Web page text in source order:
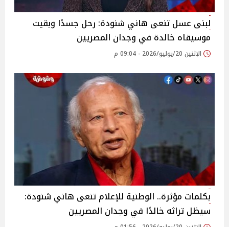
لبنى عسل تنعى هاني شنودة: رحل جسدًا وبقيت
موسيقاه خالدة في وجدان المصريين
الإثنين 20/يوليو/2026 - 09:04 م
بكلمات مؤثرة.. الوطنية للإعلام تنعى هاني شنودة:
سيظل تراثه خالدًا في وجدان المصريين